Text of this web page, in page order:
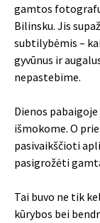
gamtos
Bilinsku. Jis
subtilybėmis –
gyvūnus ir
nepastebime.
Dienos
išmokome. O
pasivaikščioti
pasigrožėti
Tai buvo ne tik
kūrybos bei